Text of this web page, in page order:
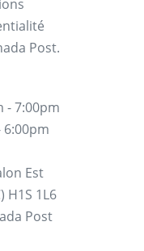
Post.
- 7:00pm
6:00pm
Est
H1S 1L6
Post